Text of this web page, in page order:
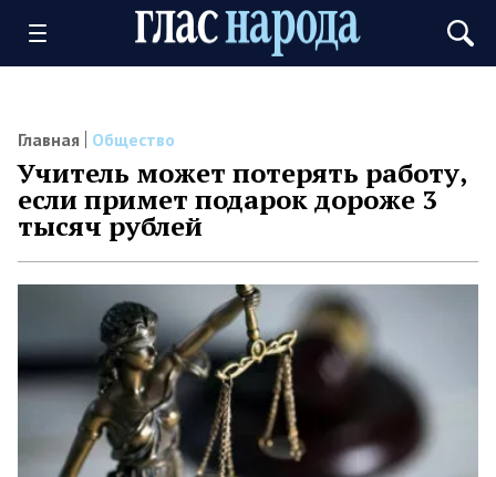
Главная Общество
Учитель может потерять работу,
если примет подарок дороже 3
тысяч рублей